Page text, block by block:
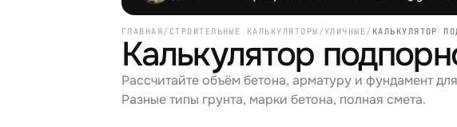
ГЛАВНАЯ/ СТРОИТЕЛЬНЫЕ КАЛЬКУЛЯТОРЫ / УЛИЧНЫЕ/ КАЛЬКУЛЯТОР
Калькулятор
Рассчитайте объём бетона, арматуру и фундамент
Разные типы грунта, марки бетона, полная смета.